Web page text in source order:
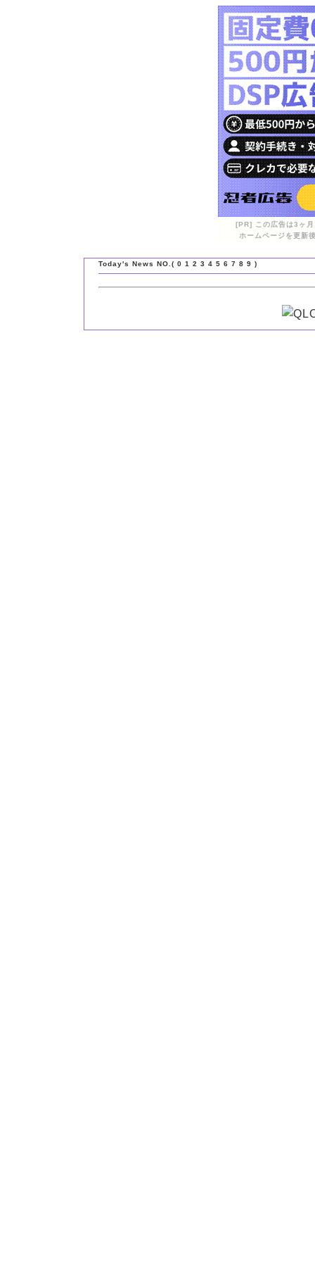
[PR] この広告は3ヶ
ホームページを更新
Today's News NO.( 0 1 2 3 4 5 6 7 8 9 )